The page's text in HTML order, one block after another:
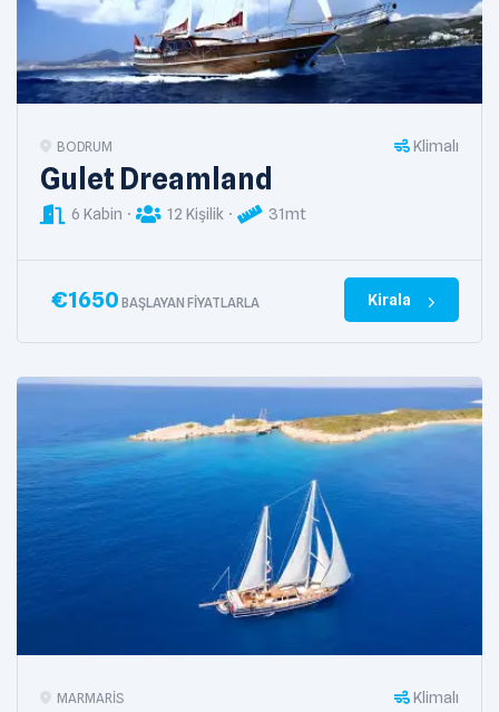
BODRUM Klimalı
Gulet Dreamland
6 Kabin 12 Kişilik 31mt
€1650 BAŞLAYAN FIYATLARLA Kirala
MARMARIS Klimalı